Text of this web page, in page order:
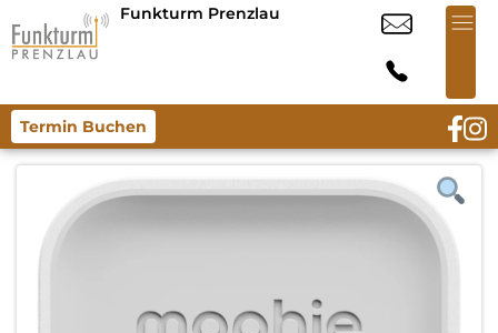
Funkturm Prenzlau
Termin Buchen